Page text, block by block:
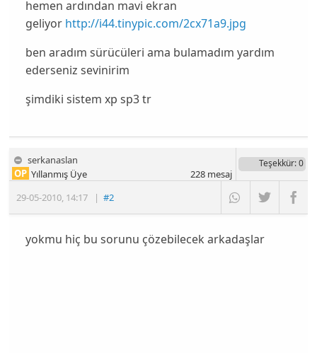
hemen ardından mavi ekran
geliyor http://i44.tinypic.com/2cx71a9.jpg
ben aradım sürücüleri ama bulamadım yardım
ederseniz sevinirim
şimdiki sistem xp sp3 tr
serkanaslan
29-05-2010, 14:17 |#2
OP Yıllanmış Üye
Teşekkür: 0
228mesaj
yokmu hiç bu sorunu çözebilecek arkadaşlar